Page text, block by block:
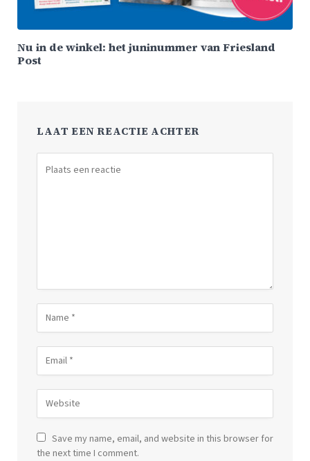
Nu in de winkel: het juninummer van Friesland
Post
LAAT EEN REACTIE ACHTER
Save my name, email, and website in this browser for
the next time I comment.